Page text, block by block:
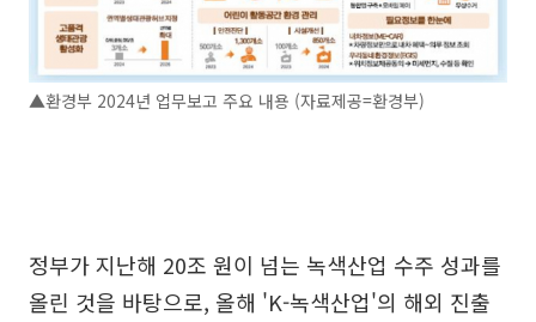
▲환경부 2024년 업무보고 주요 내용 (자료제공=환경부)
정부가 지난해 20조 원이 넘는 녹색산업 수주 성과를
올린 것을 바탕으로, 올해 'K-녹색산업'의 해외 진출